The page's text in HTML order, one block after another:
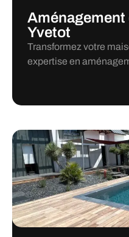
Aménagement
Yvetot
Transformez votre
expertise en